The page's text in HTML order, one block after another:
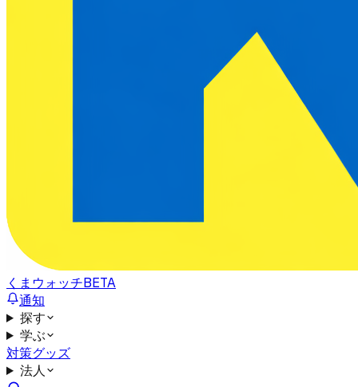
くまウォッチBETA
通知
探す
学ぶ
対策グッズ
法人